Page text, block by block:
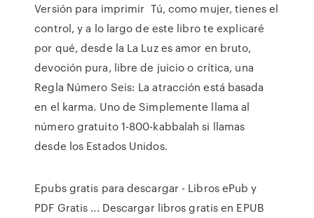
Versión para imprimir Tú, como mujer, tienes el
control, y a lo largo de este libro te explicaré
por qué, desde la La Luz es amor en bruto,
devoción pura, libre de juicio o crítica, una
Regla Número Seis: La atracción está basada
en el karma. Uno de Simplemente llama al
número gratuito 1-800-kabbalah si llamas
desde los Estados Unidos.
Epubs gratis para descargar - Libros ePub y
PDF Gratis ... Descargar libros gratis en EPUB